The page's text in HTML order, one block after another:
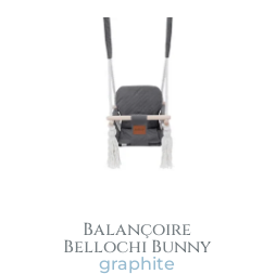
Balançoire
Bellochi Bunny
graphite